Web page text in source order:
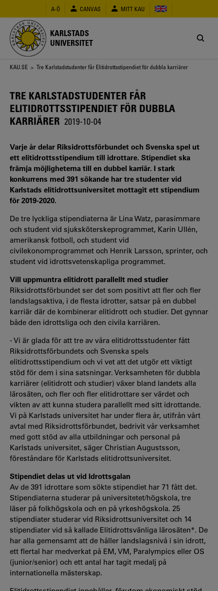
huvudinnehåll
A-Ö CANVAS MITT KAU
KARLSTADS
UNIVERSITET
Länkstig
KAU.SE > Tre Karlstadstudenter får Elitidrottsstipendiet för dubbla karriärer
TRE KARLSTADSTUDENTER FÅR
ELITIDROTTSSTIPENDIET FÖR DUBBLA
KARRIÄRER 2019-10-04
Varje år delar Riksidrottsförbundet och Svenska spel ut
ett elitidrottsstipendium till idrottare. Stipendiet ska
främja möjligheterna till en dubbel karriär. I stark
konkurrens med 391 sökande har tre studenter vid
Karlstads elitidrottsuniversitet mottagit ett stipendium
för 2019-2020.
De tre lyckliga stipendiaterna är Lina Watz, parasimmare
och student vid sjuksköterskeprogrammet, Karin Ullén,
amerikansk fotboll, och student vid
civilekonomprogrammet och Henrik Larsson, sprinter, och
student vid idrottsvetenskapliga programmet.
Vill uppmuntra elitidrott parallellt med studier
Riksidrottsförbundet ser det som positivt att fler och fler
landslagsaktiva, i de flesta idrotter, satsar på en dubbel
karriär där de kombinerar elitidrott och studier. Det gynnar
både den idrottsliga och den civila karriären.
- Vi är glada för att tre av våra elitidrottsstudenter fått
Riksidrottsförbundets och Svenska spels
elitidrottsstipendium och vi vet att det utgör ett viktigt
stöd för dem i sina satsningar. Verksamheten för dubbla
karriärer (elitidrott och studier) växer bland landets alla
lärosäten, och fler och fler elitidrottare ser värdet och
vikten av att kunna studera parallellt med sitt idrottande.
Vi på Karlstads universitet har under flera år, utifrån vårt
avtal med Riksidrottsförbundet, bedrivit vår verksamhet
med gott stöd av alla utbildningar och personal på
Karlstads universitet, säger Christian Augustsson,
föreståndare för Karlstads elitidrottsuniversitet.
Stipendiet delas ut vid Idrottsgalan
Av de 391 idrottare som sökte stipendiet har 71 fått det.
Stipendiaterna studerar på universitetet/högskola, tre
läser på folkhögskola och en på yrkeshögskola. 25
stipendiater studerar vid Riksidrottsuniversitet och 14
stipendiater vid så kallade Elitidrottsvänliga lärosäten*. De
har alla gemensamt att de håller landslagsnivå i sin idrott,
ett flertal har medverkat på EM, VM, Paralympics eller OS
(junior/senior) och ett antal har tagit medalj på
internationella mästerskap.